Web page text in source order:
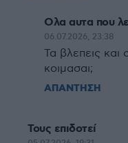
Ολα αυτα που
06.07.2026, 23:38
Τα βλεπεις
κοιμασαι;
ΑΠΑΝΤΗΣΗ
Τους επιδοτεί